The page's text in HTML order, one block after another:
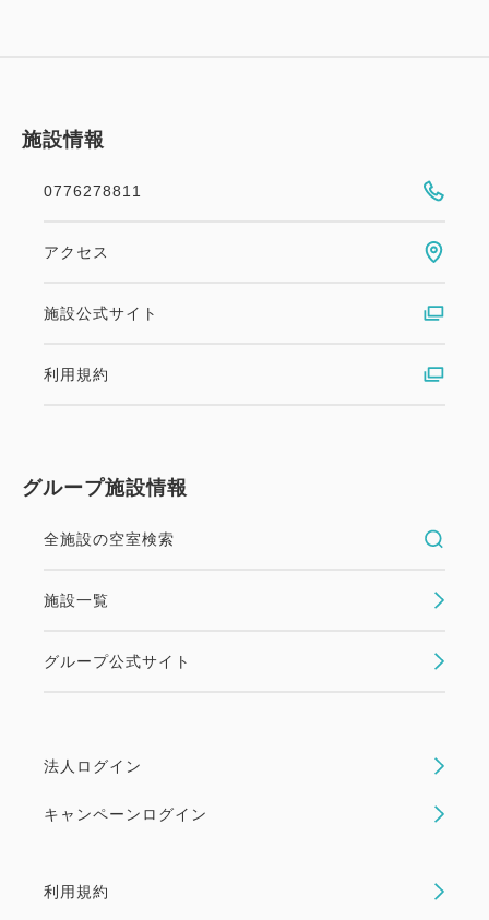
施設情報
0776278811
アクセス
施設公式サイト
利用規約
グループ施設情報
全施設の空室検索
施設一覧
グループ公式サイト
法人ログイン
キャンペーンログイン
利用規約